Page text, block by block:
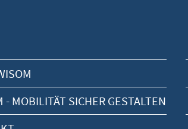
- MOBILITÄT SICHER GESTALTEN